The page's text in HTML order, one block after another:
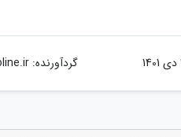
گردآورنده: